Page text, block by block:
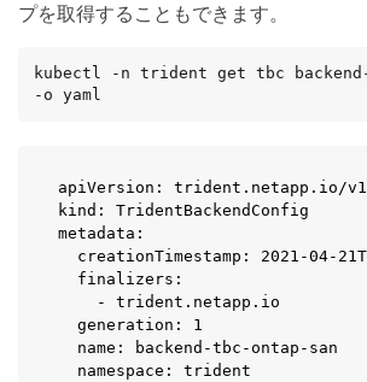
プを取得することもできます。
kubectl -n trident get tbc
-o yaml
apiVersion: trident.netapp.io/v1
kind: TridentBackendConfig
metadata:
creationTimestamp: 2021-04-
  finalizers:
    - trident.netapp.io
  generation: 1
  name: backend-tbc-ontap-san
  namespace: trident